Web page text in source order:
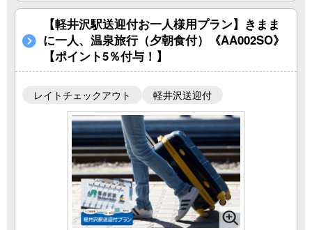
【軽井沢駅送迎付お一人様用プラン】きまま
に一人、温泉旅行（夕朝食付）《AA002SO》
【ポイント5％付与！】
レイトチェックアウト 軽井沢送迎付